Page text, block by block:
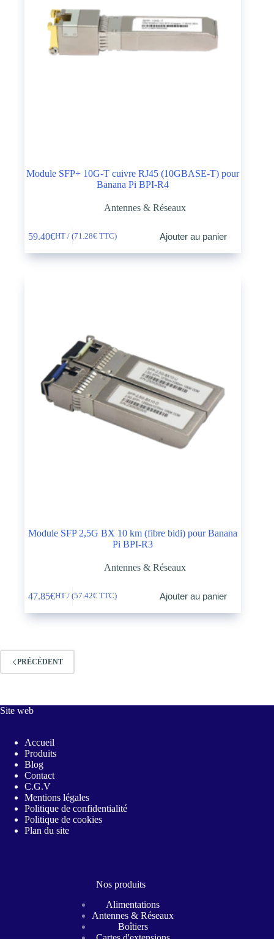
Module SFP+ 10G-T cuivre RJ45 (10GBASE-T) pour
Banana Pi BPI-R4
Antennes & Réseaux
59.40€HT / (71.28€ TTC) Ajouter au panier
Module SFP 2,5G BX 10 km (fibre bidi) pour Banana
Pi BPI-R3
Antennes & Réseaux
47.85€HT / (57.42€ TTC) Ajouter au panier
PRÉCÉDENT
Site web
Accueil
Produits
Blog
Contact
C.G.V
Mentions légales
Politique de confidentialité
Politique de cookies
Plan du site
Nos produits
Alimentations
Antennes & Réseaux
Boîtiers